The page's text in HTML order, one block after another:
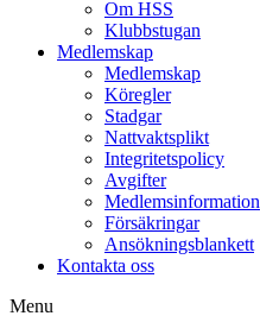
Om HSS
Klubbstugan
Medlemskap
Medlemskap
Köregler
Stadgar
Nattvaktsplikt
Integritetspolicy
Avgifter
Medlemsinformation
Försäkringar
Ansökningsblankett
Kontakta oss
Menu